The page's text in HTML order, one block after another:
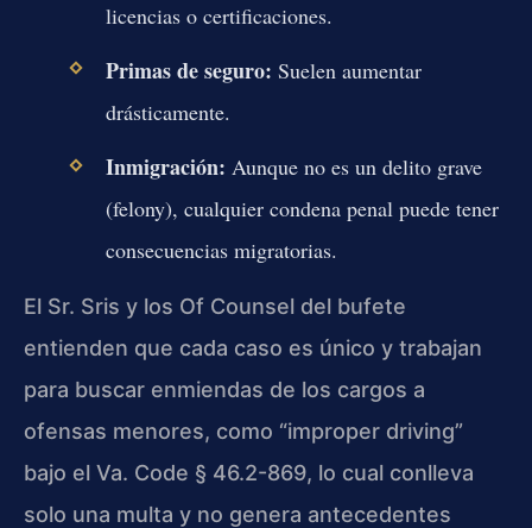
licencias o certificaciones.
Primas de seguro: Suelen aumentar
drásticamente.
Inmigración: Aunque no es un delito grave
(felony), cualquier condena penal puede tener
consecuencias migratorias.
El Sr. Sris y los Of Counsel del bufete
entienden que cada caso es único y trabajan
para buscar enmiendas de los cargos a
ofensas menores, como “improper driving”
bajo el Va. Code § 46.2-869, lo cual conlleva
solo una multa y no genera antecedentes